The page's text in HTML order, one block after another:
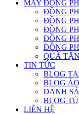
MAY ĐỒNG
ĐỒNG
ĐỒNG
ĐỒNG
ĐỒNG
ĐỒNG
QUÀ
TIN TỨC
BLOG
BLOG
DANH
BLOG
LIÊN HỆ